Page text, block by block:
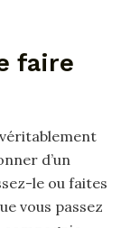
faire
véritablement
d’un
le ou faites
vous passez